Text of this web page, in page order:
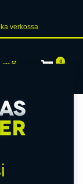
verk​​​​ossa
0